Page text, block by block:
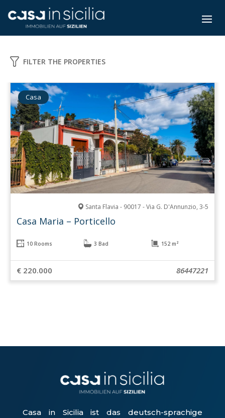
FILTER THE PROPERTIES
Casa
Santa Flavia - 90017 - Via G. D'Annunzio, 3-5
Casa Maria – Porticello
10 Rooms 3 Bad 152 m²
€ 220.000 86447221
Casa in Sicilia ist das deutsch-sprachige